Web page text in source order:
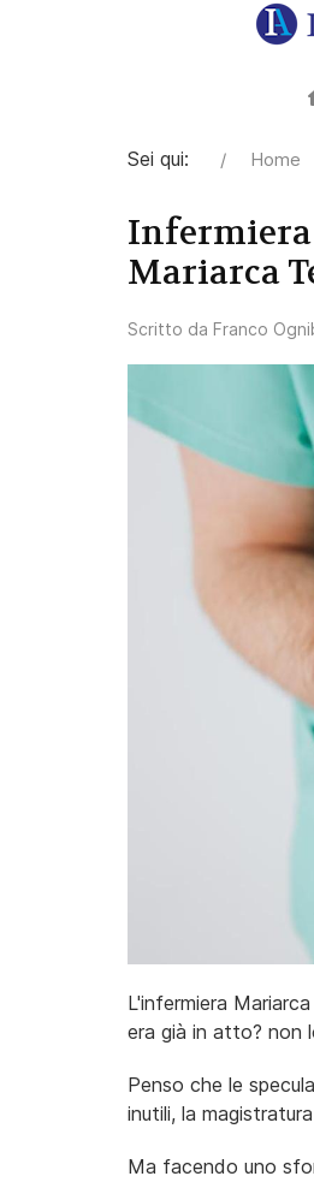
Sei qui: Home
Infermiera
Mariarca
Scritto da Franco
L'infermiera
era già in atto? non
Penso che le
inutili, la
Ma facendo uno